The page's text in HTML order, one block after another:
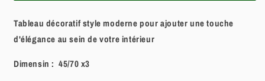
Tableau décoratif style moderne pour ajouter une touche
d'élégance au sein de votre intérieur
Dimensin : 45/70 x3